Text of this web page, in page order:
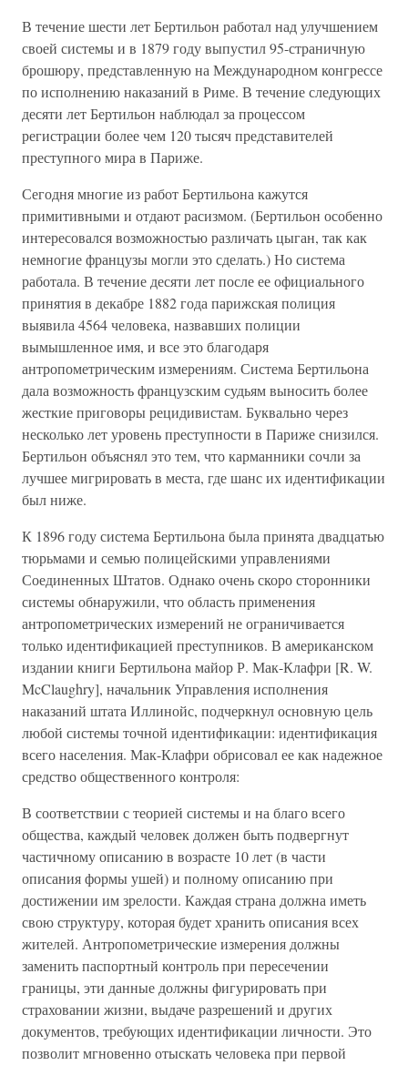
В течение шести лет Бертильон работал над улучшением
своей системы и в 1879 году выпустил 95-страничную
брошюру, представленную на Международном конгрессе
по исполнению наказаний в Риме. В течение следующих
десяти лет Бертильон наблюдал за процессом
регистрации более чем 120 тысяч представителей
преступного мира в Париже.
Сегодня многие из работ Бертильона кажутся
примитивными и отдают расизмом. (Бертильон особенно
интересовался возможностью различать цыган, так как
немногие французы могли это сделать.) Но система
работала. В течение десяти лет после ее официального
принятия в декабре 1882 года парижская полиция
выявила 4564 человека, назвавших полиции
вымышленное имя, и все это благодаря
антропометрическим измерениям. Система Бертильона
дала возможность французским судьям выносить более
жесткие приговоры рецидивистам. Буквально через
несколько лет уровень преступности в Париже снизился.
Бертильон объяснял это тем, что карманники сочли за
лучшее мигрировать в места, где шанс их идентификации
был ниже.
К 1896 году система Бертильона была принята двадцатью
тюрьмами и семью полицейскими управлениями
Соединенных Штатов. Однако очень скоро сторонники
системы обнаружили, что область применения
антропометрических измерений не ограничивается
только идентификацией преступников. В американском
издании книги Бертильона майор Р. Мак-Клафри [R. W.
McClaughry], начальник Управления исполнения
наказаний штата Иллинойс, подчеркнул основную цель
любой системы точной идентификации: идентификация
всего населения. Мак-Клафри обрисовал ее как надежное
средство общественного контроля:
В соответствии с теорией системы и на благо всего
общества, каждый человек должен быть подвергнут
частичному описанию в возрасте 10 лет (в части
описания формы ушей) и полному описанию при
достижении им зрелости. Каждая страна должна иметь
свою структуру, которая будет хранить описания всех
жителей. Антропометрические измерения должны
заменить паспортный контроль при пересечении
границы, эти данные должны фигурировать при
страховании жизни, выдаче разрешений и других
документов, требующих идентификации личности. Это
позволит мгновенно отыскать человека при первой